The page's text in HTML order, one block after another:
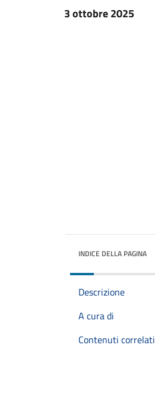
3 ottobre 2025
INDICE DELLA PAGINA
Descrizione
A cura di
Contenuti correlati